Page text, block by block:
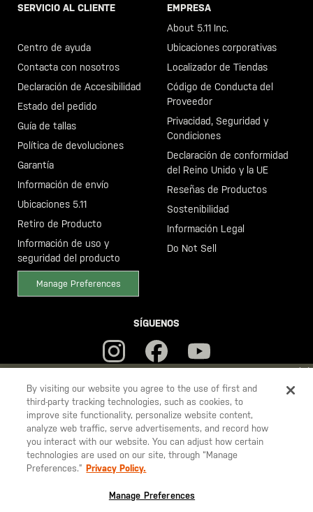
YOU ARE SHOPPING ON OURESPAÑA SITE. WOULD YOU LIKE
TO SHIP TO ANOTHER COUNTRY?
STAY ONESPAÑA
CHANGE COUNTRY
SERVICIO AL CLIENTE
Centro de ayuda
Contacta con nosotros
Declaración de Accesibilidad
Estado del pedido
Guía de tallas
Política de devoluciones
Garantía
Información de envío
Ubicaciones 5.11
Retiro de Producto
Información de uso y
seguridad del producto
Manage Preferences
EMPRESA
About 5.11 Inc.
Ubicaciones corporativas
Localizador de Tiendas
Código de Conducta del
Proveedor
Privacidad, Seguridad y
Condiciones
Declaración de conformidad
del Reino Unido y la UE
Reseñas de Productos
Sostenibilidad
Información Legal
Do Not Sell
SÍGUENOS
5.11
Tactical
© 2026 5.11, Inc. Todos los derechos reservados.
By visiting our website you agree to the use of first and
third-party tracking technologies, such as cookies, to
improve site functionality, personalize website content,
analyze web traffic, serve advertisements, and record how
you interact with our website. You can adjust how certain
technologies are used on our site, through “Manage
Preferences.” Privacy Policy.
Manage Preferences